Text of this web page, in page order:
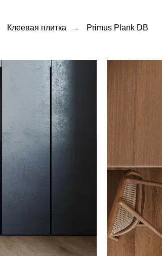
Клеевая плитка → Primus Plank DB